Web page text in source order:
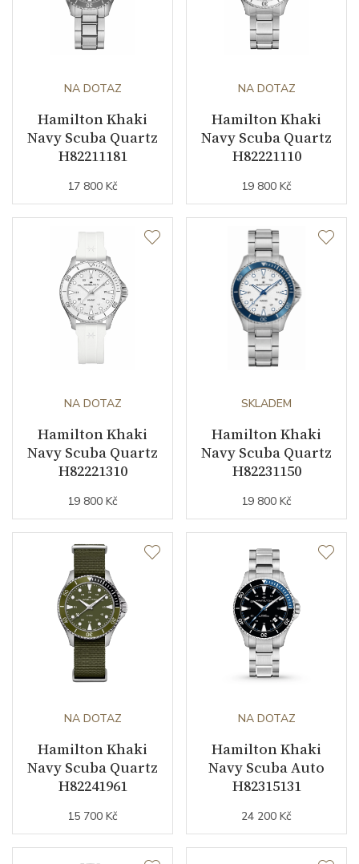
NA DOTAZ
Hamilton Khaki
Navy Scuba Quartz
H82211181
17 800 Kč
NA DOTAZ
Hamilton Khaki
Navy Scuba Quartz
H82221110
19 800 Kč
NA DOTAZ
Hamilton Khaki
Navy Scuba Quartz
H82221310
19 800 Kč
SKLADEM
Hamilton Khaki
Navy Scuba Quartz
H82231150
19 800 Kč
NA DOTAZ
Hamilton Khaki
Navy Scuba Quartz
H82241961
15 700 Kč
NA DOTAZ
Hamilton Khaki
Navy Scuba Auto
H82315131
24 200 Kč